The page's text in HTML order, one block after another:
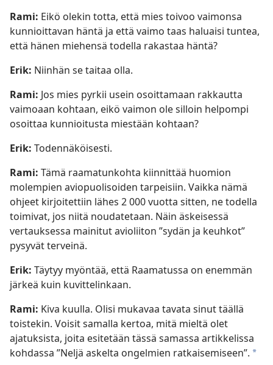
Rami: Eikö olekin totta, että mies toivoo vaimonsa
kunnioittavan häntä ja että vaimo taas haluaisi tuntea,
että hänen miehensä todella rakastaa häntä?
Erik: Niinhän se taitaa olla.
Rami: Jos mies pyrkii usein osoittamaan rakkautta
vaimoaan kohtaan, eikö vaimon ole silloin helpompi
osoittaa kunnioitusta miestään kohtaan?
Erik: Todennäköisesti.
Rami: Tämä raamatunkohta kiinnittää huomion
molempien aviopuolisoiden tarpeisiin. Vaikka nämä
ohjeet kirjoitettiin lähes 2 000 vuotta sitten, ne todella
toimivat, jos niitä noudatetaan. Näin äskeisessä
vertauksessa mainitut avioliiton ”sydän ja keuhkot”
pysyvät terveinä.
Erik: Täytyy myöntää, että Raamatussa on enemmän
järkeä kuin kuvittelinkaan.
Rami: Kiva kuulla. Olisi mukavaa tavata sinut täällä
toistekin. Voisit samalla kertoa, mitä mieltä olet
ajatuksista, joita esitetään tässä samassa artikkelissa
kohdassa ”Neljä askelta ongelmien ratkaisemiseen”. *